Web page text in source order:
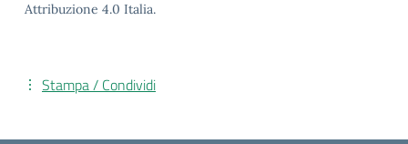
Attribuzione 4.0 Italia.
Stampa / Condividi